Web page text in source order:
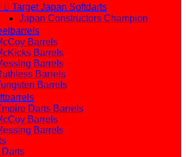
 Target Japan Softdarts
Japan Constructors Champion
Barrels
Barrels
Barrels
Barrels
Barrels
Darts Barrels
Barrels
Barrels
Darts